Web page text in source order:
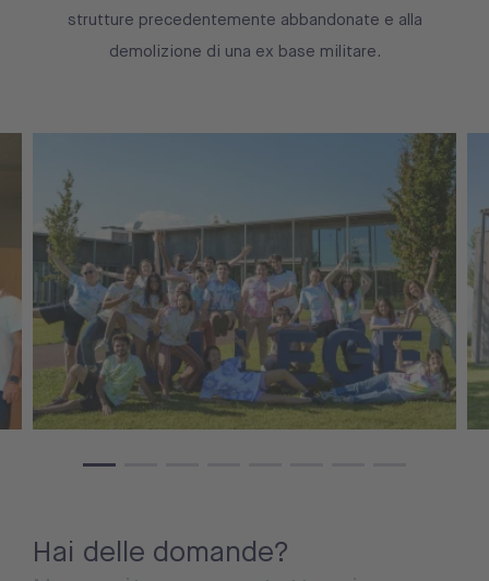
strutture precedentemente abbandonate e alla
demolizione di una ex base militare.
Hai delle domande?